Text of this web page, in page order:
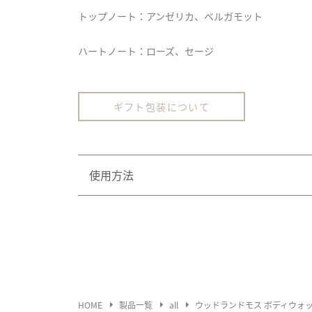
トップノート：アンゼリカ、ベルガモット
ハートノート：ローズ、セージ
ギフト包装について
使用方法
HOME 製品一覧 all ウッドランドモス ボディウォ